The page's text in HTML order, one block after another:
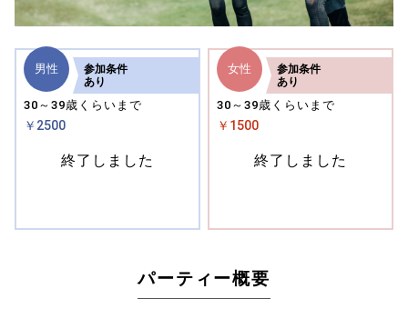
男性
30～39歳くらいまで
￥2500
参加条件
あり
終了しました
女性
30～39歳くらいまで
￥1500
参加条件
あり
終了しました
パーティー概要